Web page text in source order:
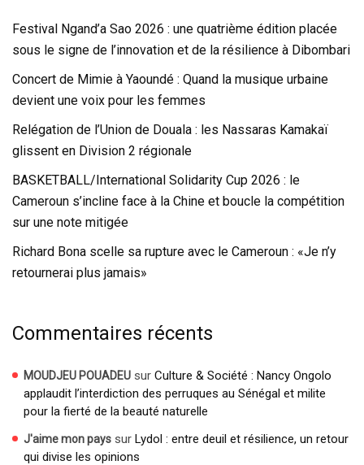
Festival Ngand’a Sao 2026 : une quatrième édition placée
sous le signe de l’innovation et de la résilience à Dibombari
Concert de Mimie à Yaoundé : Quand la musique urbaine
devient une voix pour les femmes
Relégation de l’Union de Douala : les Nassaras Kamakaï
glissent en Division 2 régionale
BASKETBALL/International Solidarity Cup 2026 : le
Cameroun s’incline face à la Chine et boucle la compétition
sur une note mitigée
Richard Bona scelle sa rupture avec le Cameroun : «Je n’y
retournerai plus jamais»
Commentaires récents
MOUDJEU POUADEU sur Culture & Société : Nancy Ongolo
applaudit l’interdiction des perruques au Sénégal et milite
pour la fierté de la beauté naturelle
J'aime mon pays sur Lydol : entre deuil et résilience, un retour
qui divise les opinions